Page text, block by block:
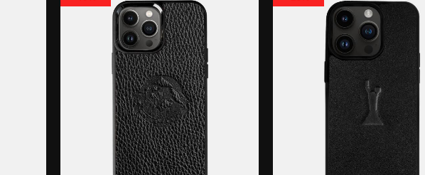
тисненням можливий у таких варіантах: чохол з тисненням Гербу
Російський корабель, чохол з тисненням HOME, чохол з
Батьківщина Мати, чохол з Тризубом, чохол ЗСУ, чохол з тисненням
зі шкіри та не можете обрати дизайн – Kartell допоможе підібрати
проконсультуємо Вас з усіх питань.
вигідно та приємно.